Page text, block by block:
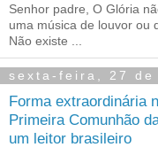
Senhor padre, O Glória
uma música de louvor ou
Não existe ...
sexta-feira, 27 de
Forma extraordinária
Primeira Comunhão
um leitor brasileiro